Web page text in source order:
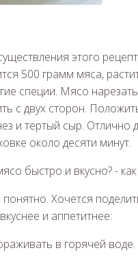
этого
500 грамм мяса,
специи. Мясо
с двух сторон.
и тертый сыр. Отлично
около десяти минут.
Хочется
и аппетитнее:
в горячей